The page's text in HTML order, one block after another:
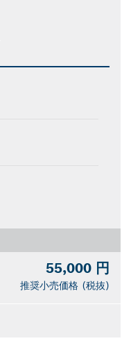
55,000 円
推奨小売価格 (税抜)